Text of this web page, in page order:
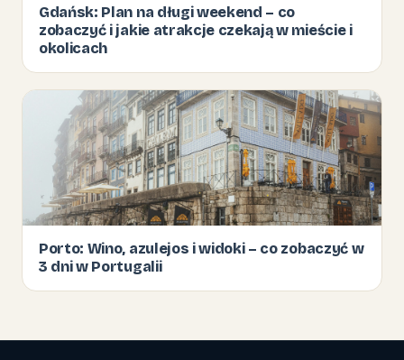
Gdańsk: Plan na długi weekend – co
zobaczyć i jakie atrakcje czekają w mieście i
okolicach
Porto: Wino, azulejos i widoki – co zobaczyć w
3 dni w Portugalii